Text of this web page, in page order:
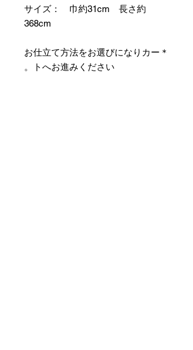
サイズ： 巾約31cm 長さ約
368cm
＊お仕立て方法をお選びになりカー
トへお進みください。